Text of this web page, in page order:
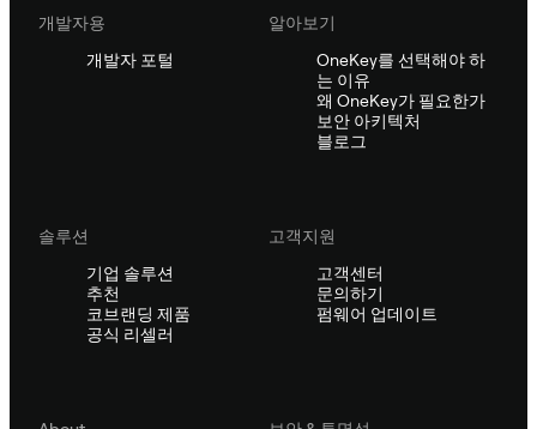
개발자용
개발자 포털
알아보기
OneKey를 선택해야 하
는 이유
왜 OneKey가 필요한가
보안 아키텍처
블로그
솔루션
기업 솔루션
추천
코브랜딩 제품
공식 리셀러
고객지원
고객센터
문의하기
펌웨어 업데이트